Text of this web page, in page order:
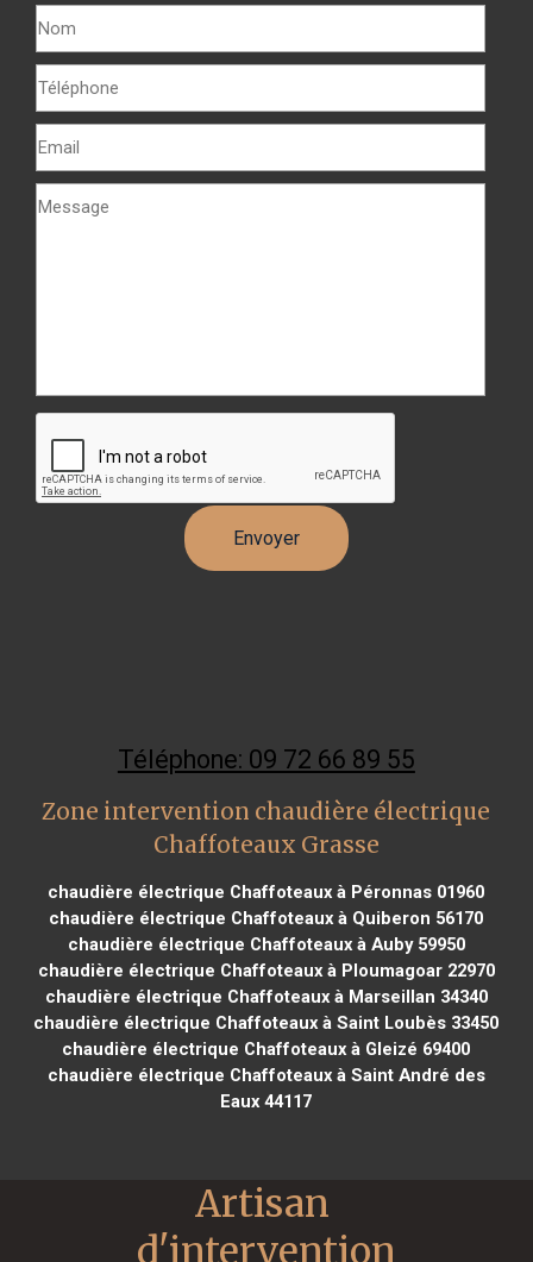
Téléphone: 09 72 66 89 55
Zone intervention chaudière électrique
Chaffoteaux Grasse
chaudière électrique Chaffoteaux à Péronnas 01960
chaudière électrique Chaffoteaux à Quiberon 56170
chaudière électrique Chaffoteaux à Auby 59950
chaudière électrique Chaffoteaux à Ploumagoar 22970
chaudière électrique Chaffoteaux à Marseillan 34340
chaudière électrique Chaffoteaux à Saint Loubès 33450
chaudière électrique Chaffoteaux à Gleizé 69400
chaudière électrique Chaffoteaux à Saint André des
Eaux 44117
Artisan
d'intervention